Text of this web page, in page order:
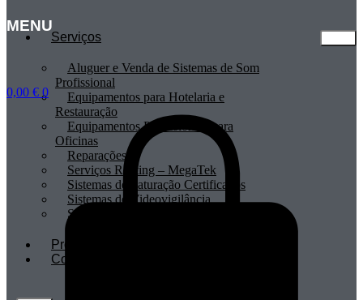
MENU
Serviços
Aluguer e Venda de Sistemas de Som
Profissional
Equipamentos para Hotelaria e
Restauração
Equipamentos Profissionais para
Oficinas
Reparações
Serviços Renting – MegaTek
Sistemas de Faturação Certificados
Sistemas de Videovigilância
Sistemas POS
Profissionais
Contactos
0,00 € 0